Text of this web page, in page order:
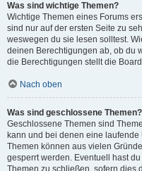
Was sind wichtige Themen?
Wichtige Themen eines Forums
sind nur auf der ersten Seite zu
weswegen du sie lesen solltest.
deinen Berechtigungen ab, ob du
die Berechtigungen stellt die
Nach oben
Was sind geschlossene Themen?
Geschlossene Themen sind
kann und bei denen eine
Themen können aus vielen
gesperrt werden. Eventuell hast
Themen zu schließen, sofern dies